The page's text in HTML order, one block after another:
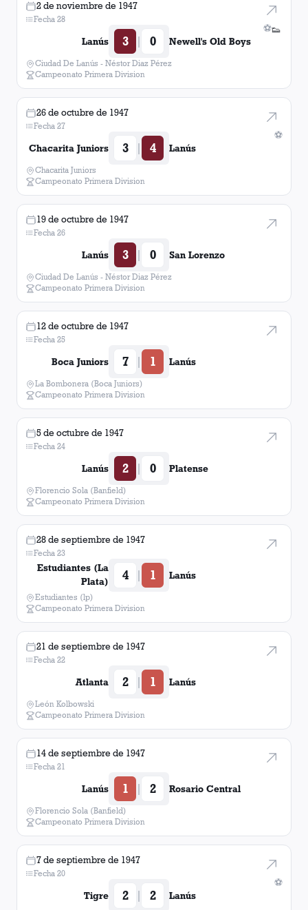
⚽👟
2 de noviembre de 1947
Fecha 28
Lanús 3 | 0 Newell's Old Boys
Ciudad De Lanús - Néstor Diaz Pérez
Campeonato Primera Division
⚽
26 de octubre de 1947
Fecha 27
Chacarita Juniors 3 | 4 Lanús
Chacarita Juniors
Campeonato Primera Division
19 de octubre de 1947
Fecha 26
Lanús 3 | 0 San Lorenzo
Ciudad De Lanús - Néstor Diaz Pérez
Campeonato Primera Division
12 de octubre de 1947
Fecha 25
Boca Juniors 7 | 1 Lanús
La Bombonera (Boca Juniors)
Campeonato Primera Division
5 de octubre de 1947
Fecha 24
Lanús 2 | 0 Platense
Florencio Sola (Banfield)
Campeonato Primera Division
28 de septiembre de 1947
Fecha 23
Estudiantes (La
Plata)
4 | 1 Lanús
Estudiantes (lp)
Campeonato Primera Division
21 de septiembre de 1947
Fecha 22
Atlanta 2 | 1 Lanús
León Kolbowski
Campeonato Primera Division
14 de septiembre de 1947
Fecha 21
Lanús 1 | 2 Rosario Central
Florencio Sola (Banfield)
Campeonato Primera Division
⚽
7 de septiembre de 1947
Fecha 20
Tigre 2 | 2 Lanús